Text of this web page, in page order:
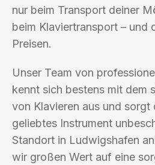
nur beim Transport deiner
beim Klaviertransport – und
Preisen.
Unser Team von
kennt sich bestens mit dem
von Klavieren aus und sorgt
geliebtes Instrument
Standort in Ludwigshafen
wir großen Wert auf eine